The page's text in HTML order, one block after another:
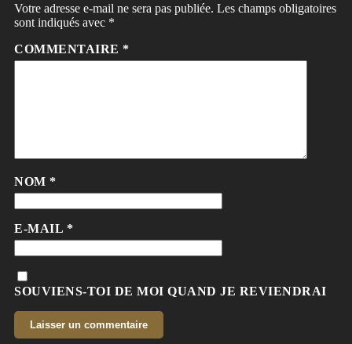
Votre adresse e-mail ne sera pas publiée. Les champs obligatoires
sont indiqués avec *
COMMENTAIRE *
NOM *
E-MAIL *
SOUVIENS-TOI DE MOI QUAND JE REVIENDRAI